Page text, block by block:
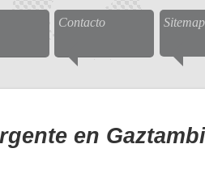
Contacto Sitemap
en